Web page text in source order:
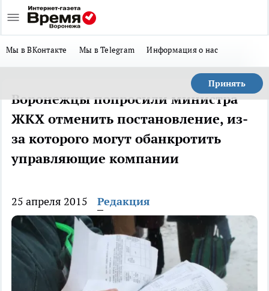
Мы в ВКонтакте Мы в Telegram Информация о нас
Принять
Воронежцы попросили министра
ЖКХ отменить постановление, из-
за которого могут обанкротить
управляющие компании
25 апреля 2015 Редакция